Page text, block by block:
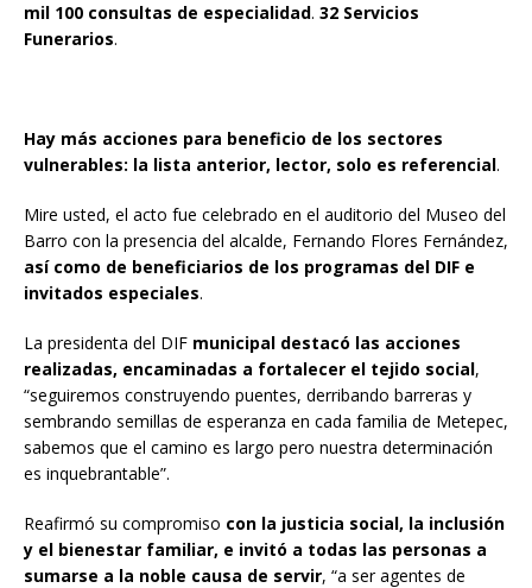
mil 100 consultas de especialidad. 32 Servicios
Funerarios.
Hay más acciones para beneficio de los sectores
vulnerables: la lista anterior, lector, solo es referencial.
Mire usted, el acto fue celebrado en el auditorio del Museo del
Barro con la presencia del alcalde, Fernando Flores Fernández,
así como de beneficiarios de los programas del DIF e
invitados especiales.
La presidenta del DIF municipal destacó las acciones
realizadas, encaminadas a fortalecer el tejido social,
“seguiremos construyendo puentes, derribando barreras y
sembrando semillas de esperanza en cada familia de Metepec,
sabemos que el camino es largo pero nuestra determinación
es inquebrantable”.
Reafirmó su compromiso con la justicia social, la inclusión
y el bienestar familiar, e invitó a todas las personas a
sumarse a la noble causa de servir, “a ser agentes de